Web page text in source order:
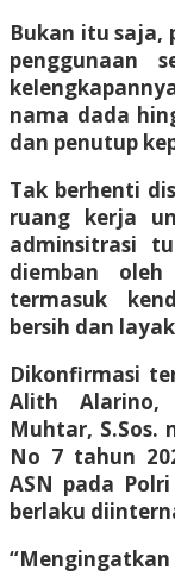
Bukan itu saja,
penggunaan
nama dada
dan penutup
Tak berhenti
ruang kerja
adminsitrasi
diemban
termasuk
bersih dan
Dikonfirmasi
Alith Alarino,
Muhtar, S.Sos.
No 7 tahun
ASN pada
berlaku